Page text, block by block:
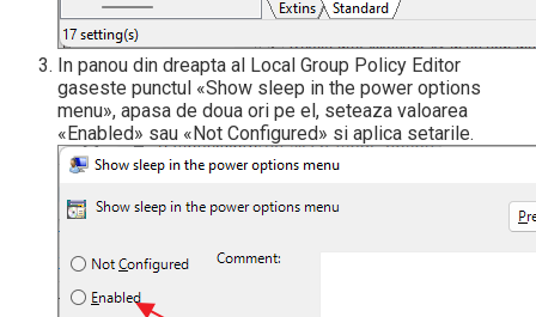
In panou din dreapta al Local Group Policy Editor
gaseste punctul «Show sleep in the power options
menu», apasa de doua ori pe el, seteaza valoarea
«Enabled» sau «Not Configured» si aplica setarile.